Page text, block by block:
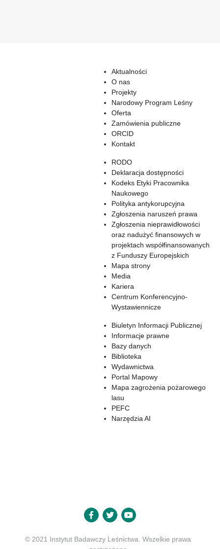
Aktualności
O nas
Projekty
Narodowy Program Leśny
Oferta
Zamówienia publiczne
ORCID
Kontakt
RODO
Deklaracja dostępności
Kodeks Etyki Pracownika
Naukowego
Polityka antykorupcyjna
Zgłoszenia naruszeń prawa
Zgłoszenia nieprawidłowości
oraz nadużyć finansowych w
projektach współfinansowanych
z Funduszy Europejskich
Mapa strony
Media
Kariera
Centrum Konferencyjno-
Wystawiennicze
Biuletyn Informacji Publicznej
Informacje prawne
Bazy danych
Biblioteka
Wydawnictwa
Portal Mapowy
Mapa zagrożenia pożarowego
lasu
PEFC
Narzędzia AI
© 2021 Instytut Badawczy Leśnictwa. Wszelkie prawa